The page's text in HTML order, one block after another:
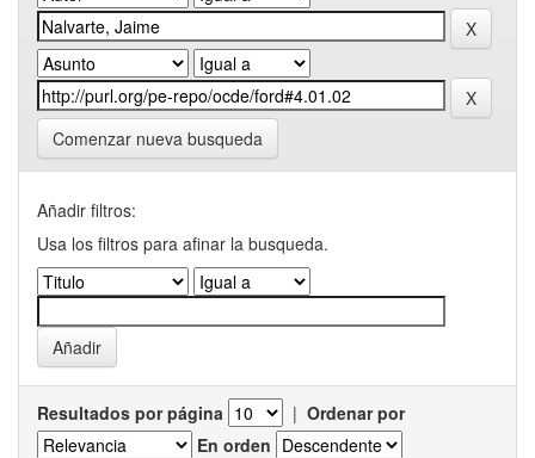
Comenzar nueva busqueda
Añadir filtros:
Usa los filtros para afinar la busqueda.
Resultados por página | Ordenar por
En orden